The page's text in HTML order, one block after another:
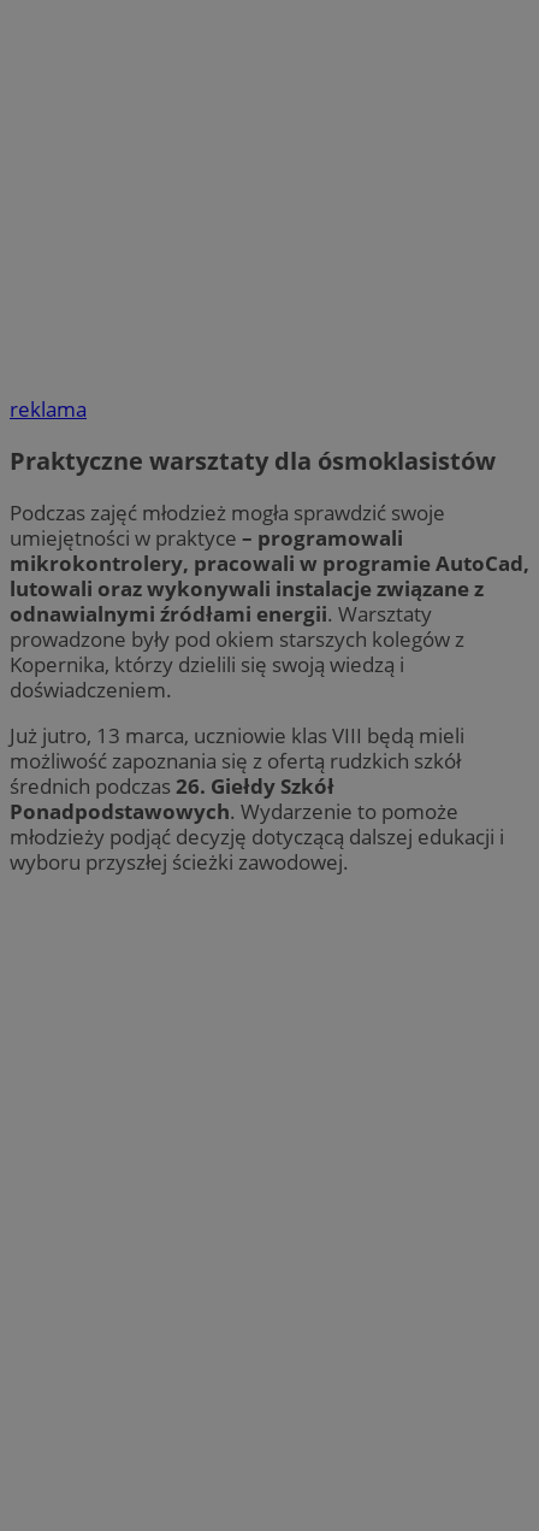
reklama
Praktyczne warsztaty dla ósmoklasistów
Podczas zajęć młodzież mogła sprawdzić swoje
umiejętności w praktyce – programowali
mikrokontrolery, pracowali w programie AutoCad,
lutowali oraz wykonywali instalacje związane z
odnawialnymi źródłami energii. Warsztaty
prowadzone były pod okiem starszych kolegów z
Kopernika, którzy dzielili się swoją wiedzą i
doświadczeniem.
Już jutro, 13 marca, uczniowie klas VIII będą mieli
możliwość zapoznania się z ofertą rudzkich szkół
średnich podczas26. Giełdy Szkół
Ponadpodstawowych. Wydarzenie to pomoże
młodzieży podjąć decyzję dotyczącą dalszej edukacji i
wyboru przyszłej ścieżki zawodowej.